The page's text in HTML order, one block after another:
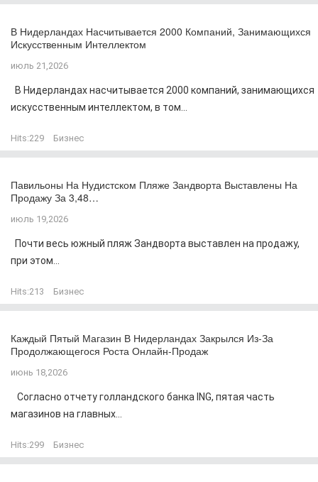
В Нидерландах Насчитывается 2000 Компаний, Занимающихся
Искусственным Интеллектом
июль 21,2026
В Нидерландах насчитывается 2000 компаний, занимающихся
искусственным интеллектом, в том...
Hits:229 Бизнес
Павильоны На Нудистском Пляже Зандворта Выставлены На
Продажу За 3,48…
июль 19,2026
Почти весь южный пляж Зандворта выставлен на продажу,
при этом...
Hits:213 Бизнес
Каждый Пятый Магазин В Нидерландах Закрылся Из-За
Продолжающегося Роста Онлайн-Продаж
июнь 18,2026
Согласно отчету голландского банка ING, пятая часть
магазинов на главных...
Hits:299 Бизнес